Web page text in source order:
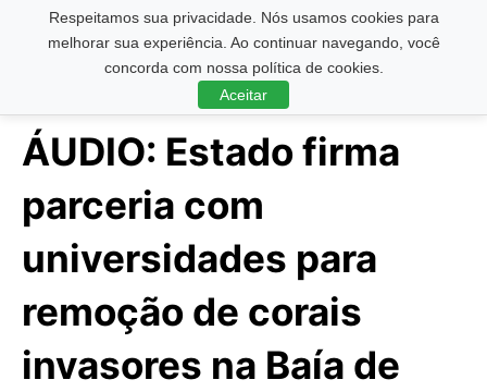
Respeitamos sua privacidade. Nós usamos cookies para
melhorar sua experiência. Ao continuar navegando, você
concorda com nossa política de cookies.
Aceitar
Pesquisar ...
ÁUDIO: Estado firma
parceria com
universidades para
remoção de corais
invasores na Baía de